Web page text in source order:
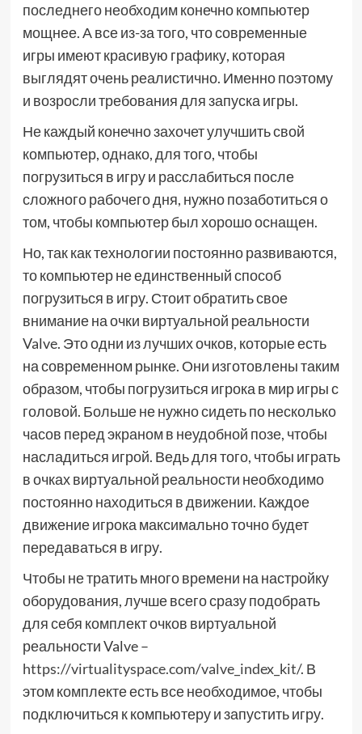
последнего необходим конечно компьютер
мощнее. А все из-за того, что современные
игры имеют красивую графику, которая
выглядят очень реалистично. Именно поэтому
и возросли требования для запуска игры.
Не каждый конечно захочет улучшить свой
компьютер, однако, для того, чтобы
погрузиться в игру и расслабиться после
сложного рабочего дня, нужно позаботиться о
том, чтобы компьютер был хорошо оснащен.
Но, так как технологии постоянно развиваются,
то компьютер не единственный способ
погрузиться в игру. Стоит обратить свое
внимание на очки виртуальной реальности
Valve. Это одни из лучших очков, которые есть
на современном рынке. Они изготовлены таким
образом, чтобы погрузиться игрока в мир игры с
головой. Больше не нужно сидеть по несколько
часов перед экраном в неудобной позе, чтобы
насладиться игрой. Ведь для того, чтобы играть
в очках виртуальной реальности необходимо
постоянно находиться в движении. Каждое
движение игрока максимально точно будет
передаваться в игру.
Чтобы не тратить много времени на настройку
оборудования, лучше всего сразу подобрать
для себя комплект очков виртуальной
реальности Valve –
https://virtualityspace.com/valve_index_kit/. В
этом комплекте есть все необходимое, чтобы
подключиться к компьютеру и запустить игру.